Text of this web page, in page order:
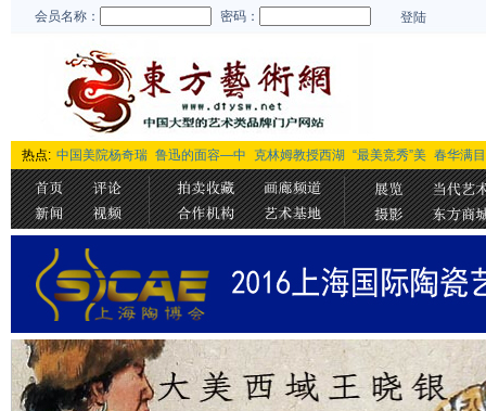
会员名称： 密码： 登陆
热点: 中国美院杨奇瑞 鲁迅的面容—中 克林姆教授西湖 “最美竞秀”美 春华满